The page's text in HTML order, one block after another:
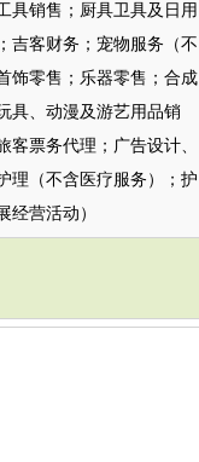
具销售；厨具卫具及日用
吉客财务；宠物服务（不
饰零售；乐器零售；合成
具、动漫及游艺用品销
票务代理；广告设计、
理（不含医疗服务）；护
营活动）